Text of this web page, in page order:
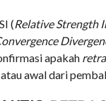
(Relative Strength
apakah
awal dari